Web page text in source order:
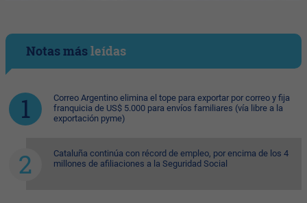
Notas másleídas
Correo Argentino elimina el tope para exportar por correo y fija
franquicia de US$ 5.000 para envíos familiares (vía libre a la
exportación pyme)
Cataluña continúa con récord de empleo, por encima de los 4
millones de afiliaciones a la Seguridad Social